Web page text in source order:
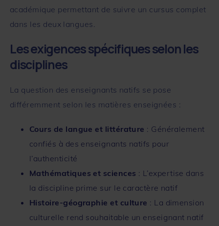
académique permettant de suivre un cursus complet
dans les deux langues.
Les exigences spécifiques selon les
disciplines
La question des enseignants natifs se pose
différemment selon les matières enseignées :
Cours de langue et littérature : Généralement
confiés à des enseignants natifs pour
l’authenticité
Mathématiques et sciences : L’expertise dans
la discipline prime sur le caractère natif
Histoire-géographie et culture : La dimension
culturelle rend souhaitable un enseignant natif